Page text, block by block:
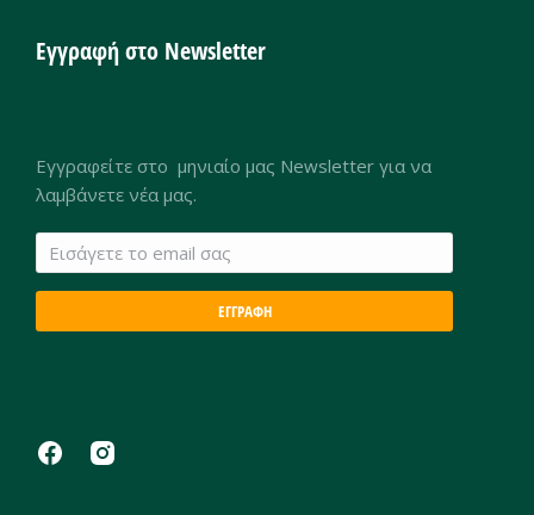
Εγγραφή στο Newsletter
Εγγραφείτε στο μηνιαίο μας Newsletter για να
λαμβάνετε νέα μας.
ΕΓΓΡΑΦΗ